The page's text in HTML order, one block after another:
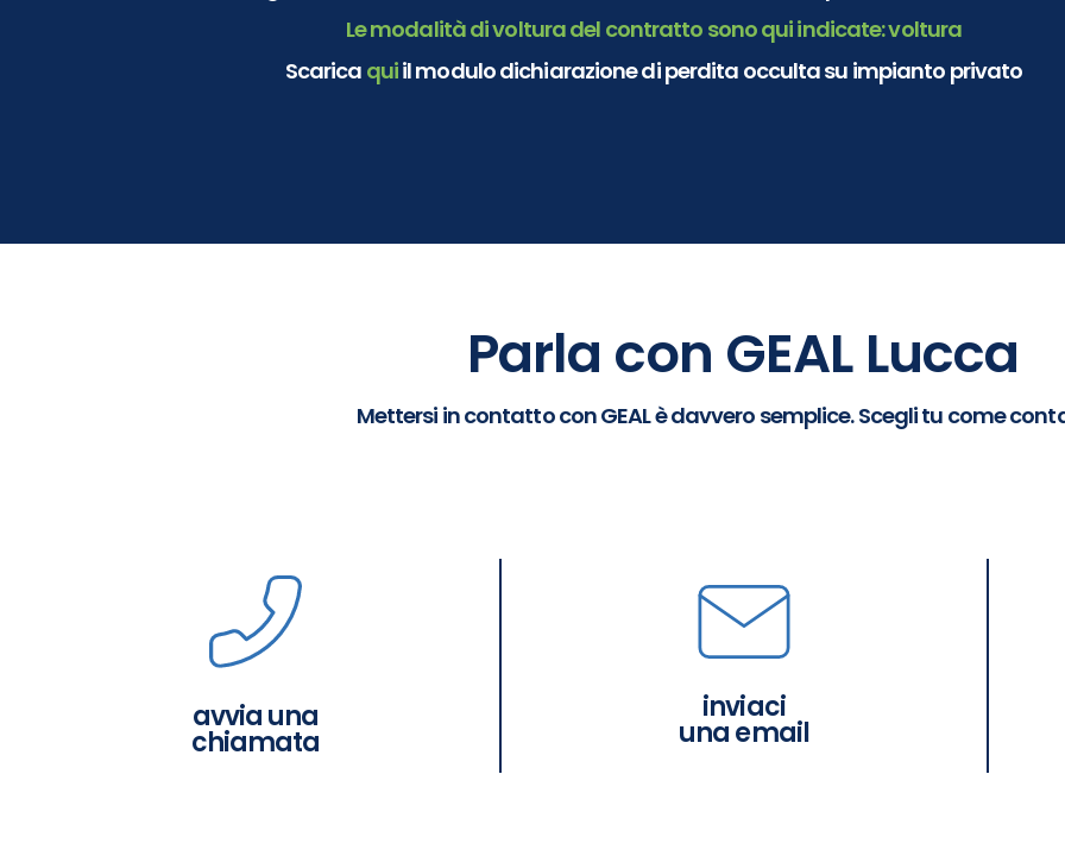
Le modalità di voltura del contratto sono qui indicate: voltura
Scarica quiil modulo dichiarazione di perdita occulta su impianto privato
Parla con GEAL Lucca
Mettersi in contatto con GEAL è davvero semplice. Scegli tu come
avvia una
chiamata
inviaci
una email